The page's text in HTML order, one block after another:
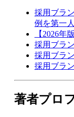
採用ブラ
例を第一
【2026年
採用ブラ
採用ブラ
採用ブラ
著者プロ